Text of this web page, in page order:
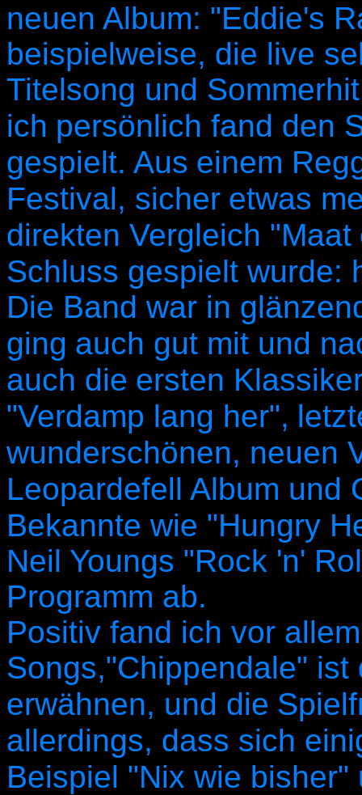
neuen Album: "Eddie's
beispielweise, die live
Titelsong und
ich persönlich fand den
gespielt. Aus einem
Festival, sicher etwas
direkten Vergleich "Maat
Schluss gespielt wurde:
Die Band war in
ging auch gut mit und
auch die ersten
"Verdamp lang her",
wunderschönen, neuen
Leopardefell Album und
Bekannte wie "Hungry
Neil Youngs "Rock 'n'
Programm ab.
Positiv fand ich vor
Songs,"Chippendale"
erwähnen, und die
allerdings, dass sich
Beispiel "Nix wie bisher"